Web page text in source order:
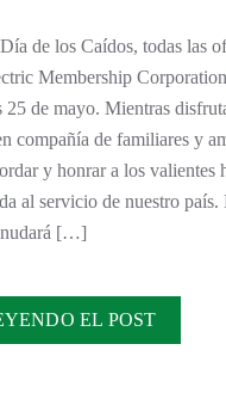
de los Caídos, todas las
Membership
25 de mayo. Mientras
compañía de familiares y
y honrar a los valientes
al servicio de nuestro
[…]
EL POST